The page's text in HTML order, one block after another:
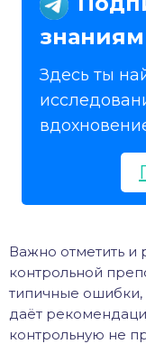
знаниям
Здесь ты
Важно отметить и
контрольной
типичные
даёт
контрольную не